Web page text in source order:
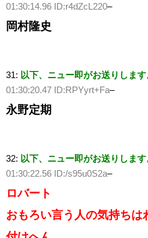
01:30:14.96 ID:r4dZcL220–
岡村隆史
31: 以下、ニュー即がお送りします
01:30:20.47 ID:RPYyrt+Fa–
永野定期
32: 以下、ニュー即がお送りします
01:30:22.56 ID:/s95u0S2a–
ロバート
おもろい言う人の気持ちは